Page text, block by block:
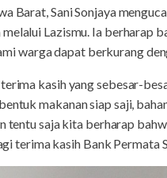
Barat, Sani Sonjaya
Lazismu. Ia berharap
warga dapat berkurang
kasih yang sebesar-
makanan siap saji,
tentu saja kita berharap
terima kasih Bank Permata